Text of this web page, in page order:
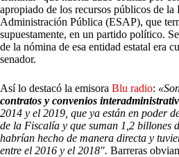
apropiado de los recursos públicos de la
Administración Pública (ESAP), que
supuestamente, en un partido político.
de la nómina de esa entidad estatal era
senador.
Así lo destacó la emisora Blu radio:
contratos y convenios
2014 y el 2019, que ya están en poder
de la Fiscalía y que suman 1,2 billones
habrían hecho de manera directa y
entre el 2016 y el 2018″. Barreras